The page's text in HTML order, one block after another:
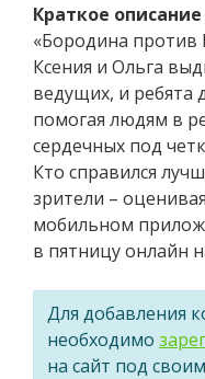
Краткое
«Бородина против
Ксения и Ольга
ведущих, и ребята
помогая людям в
сердечных под
Кто справился
зрители –
мобильном
в пятницу онлайн
Для добавления
необходимо
на сайт под